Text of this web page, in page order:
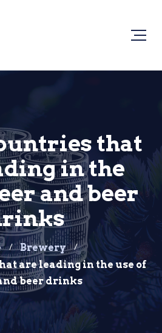
that
in the
and beer
Brewery
are leading in the use of
beer drinks